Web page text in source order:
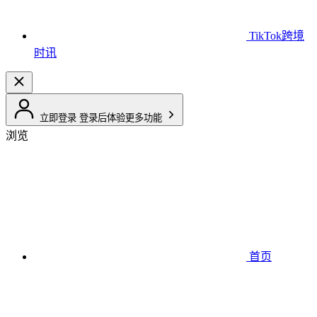
TikTok跨境
时讯
立即登录 登录后体验更多功能
浏览
首页